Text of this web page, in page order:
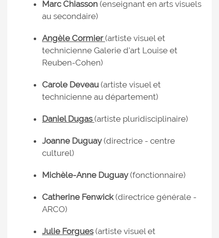
Marc Chiasson (enseignant en arts visuels
au secondaire)
Angèle Cormier(artiste visuel et
technicienne Galerie d'art Louise et
Reuben-Cohen)
Carole Deveau (artiste visuel et
technicienne au département)
Daniel Dugas (artiste pluridisciplinaire)
Joanne Duguay(directrice - centre
culturel)
Michèle-Anne Duguay(fonctionnaire)
Catherine Fenwick(directrice générale -
ARCO)
Julie Forgues(artiste visuel et